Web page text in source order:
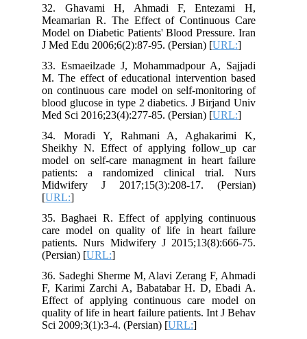
32. Ghavami H, Ahmadi F, Entezami H,
Meamarian R. The Effect of Continuous Care
Model on Diabetic Patients' Blood Pressure. Iran
J Med Edu 2006;6(2):87-95. (Persian) [URL:
33. Esmaeilzade J, Mohammadpour A, Sajjadi
M. The effect of educational intervention based
on continuous care model on self-monitoring of
blood glucose in type 2 diabetics. J Birjand Univ
Med Sci 2016;23(4):277-85. (Persian) [URL:
34. Moradi Y, Rahmani A, Aghakarimi K,
Sheikhy N. Effect of applying follow_up car
model on self-care managment in heart failure
patients: a randomized clinical trial. Nurs
Midwifery J 2017;15(3):208-17. (Persian)
[URL:
35. Baghaei R. Effect of applying continuous
care model on quality of life in heart failure
patients. Nurs Midwifery J 2015;13(8):666-75.
(Persian) [URL:
36. Sadeghi Sherme M, Alavi Zerang F, Ahmadi
F, Karimi Zarchi A, Babatabar H. D, Ebadi A.
Effect of applying continuous care model on
quality of life in heart failure patients. Int J Behav
Sci 2009;3(1):3-4. (Persian) [URL: